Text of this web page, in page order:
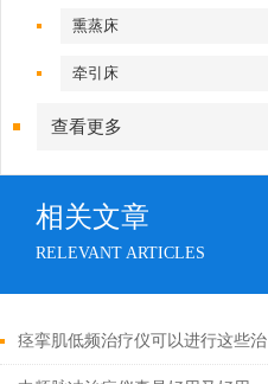
熏蒸床
牵引床
查看更多
相关文章
RELEVANT ARTICLES
痉挛肌低频治疗仪可以进行这些治